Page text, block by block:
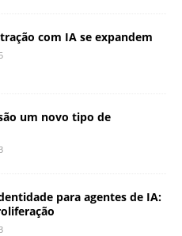
com IA se expandem
5
um novo tipo de
3
para agentes de IA:
3